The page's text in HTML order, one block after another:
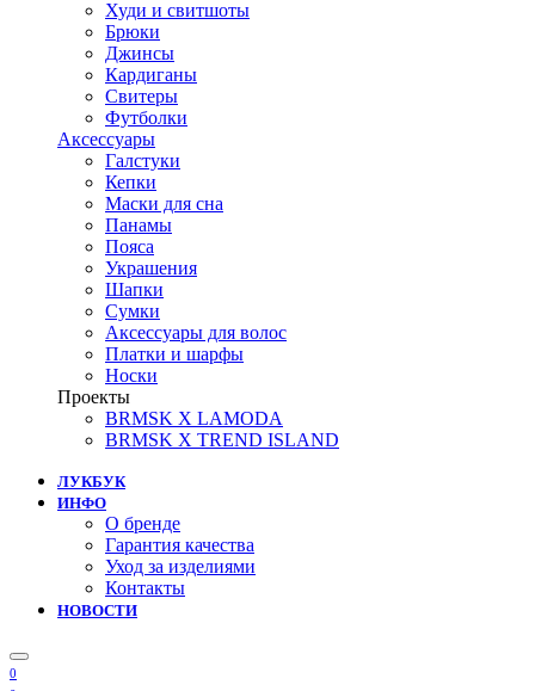
Худи и свитшоты
Брюки
Джинсы
Кардиганы
Свитеры
Футболки
Аксессуары
Галстуки
Кепки
Маски для сна
Панамы
Пояса
Украшения
Шапки
Сумки
Аксессуары для волос
Платки и шарфы
Носки
Проекты
BRMSK X LAMODA
BRMSK X TREND ISLAND
ЛУКБУК
ИНФО
О бренде
Гарантия качества
Уход за изделиями
Контакты
НОВОСТИ
0